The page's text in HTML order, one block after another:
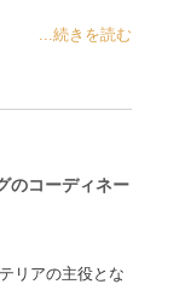
...続きを読む
のコーディネー
リアの主役とな